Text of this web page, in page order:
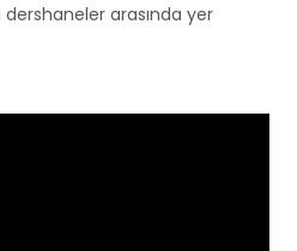
arasında yer